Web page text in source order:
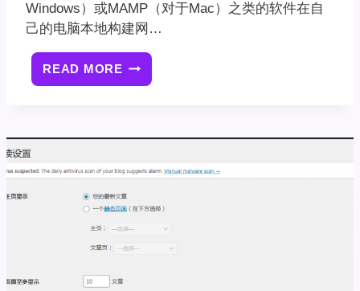
Windows）或MAMP（对于Mac）之类的软件在自
己的电脑本地构建网…
READ MORE （图
文）
地
建
的
网
站
如
发